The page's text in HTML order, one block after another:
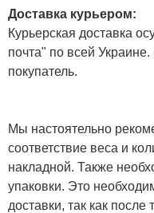
Доставка курьером:
Курьерская доставка
почта" по всей
покупатель.
Мы настоятельно
соответствие веса и
накладной. Также
упаковки. Это
доставки, так как после